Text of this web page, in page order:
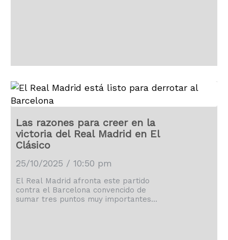
Las razones para creer en la
victoria del Real Madrid en El
Clásico
25/10/2025 / 10:50 pm
El Real Madrid afronta este partido
contra el Barcelona convencido de
sumar tres puntos muy importantes